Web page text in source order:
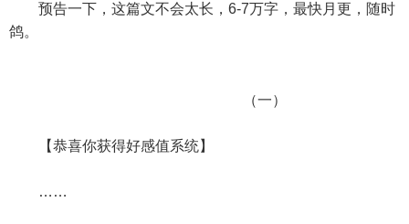
预告一下，这篇文不会太长，6-7万字，最快月更，随时
鸽。
（一）
【恭喜你获得好感值系统】
……